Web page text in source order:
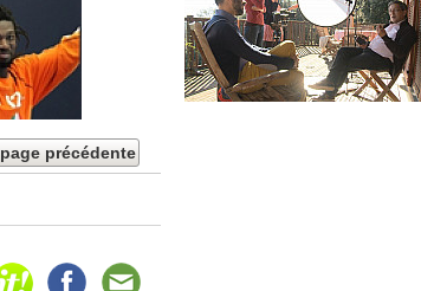
page précédente